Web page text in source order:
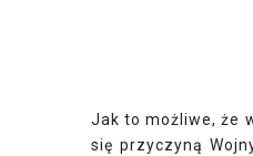
Jak to możliwe, że
się przyczyną